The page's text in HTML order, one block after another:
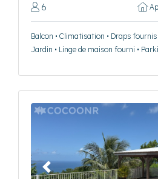
6
Balcon • Climatisation • Draps
Jardin • Linge de maison fourni •
Précédent